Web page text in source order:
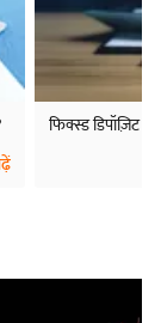
फिक्स्ड डिपॉज़िट